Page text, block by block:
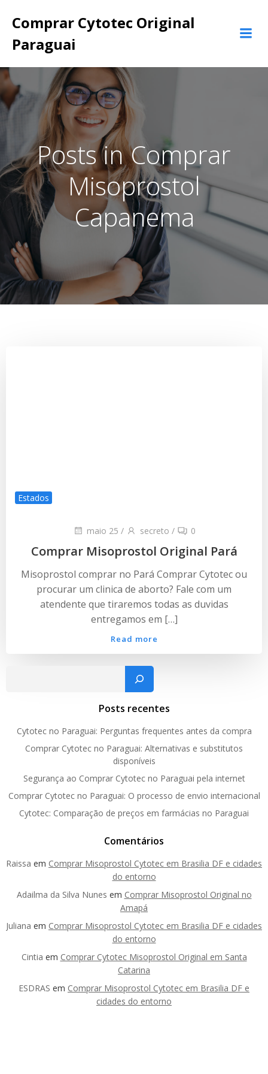
para
Comprar Cytotec Original
Paraguai
Posts in Comprar
Misoprostol
Capanema
Estados
maio 25 / secreto / 0
Comprar Misoprostol Original Pará
Misoprostol comprar no Pará Comprar Cytotec ou
procurar um clinica de aborto? Fale com um
atendente que tiraremos todas as duvidas
entregamos em […]
Read more
Pesquisar
Posts recentes
Cytotec no Paraguai: Perguntas frequentes antes da compra
Comprar Cytotec no Paraguai: Alternativas e substitutos
disponíveis
Segurança ao Comprar Cytotec no Paraguai pela internet
Comprar Cytotec no Paraguai: O processo de envio internacional
Cytotec: Comparação de preços em farmácias no Paraguai
Comentários
Raissa em Comprar Misoprostol Cytotec em Brasilia DF e cidades
do entorno
Adailma da Silva Nunes em Comprar Misoprostol Original no
Amapá
Juliana em Comprar Misoprostol Cytotec em Brasilia DF e cidades
do entorno
Cintia em Comprar Cytotec Misoprostol Original em Santa
Catarina
ESDRAS em Comprar Misoprostol Cytotec em Brasilia DF e
cidades do entorno